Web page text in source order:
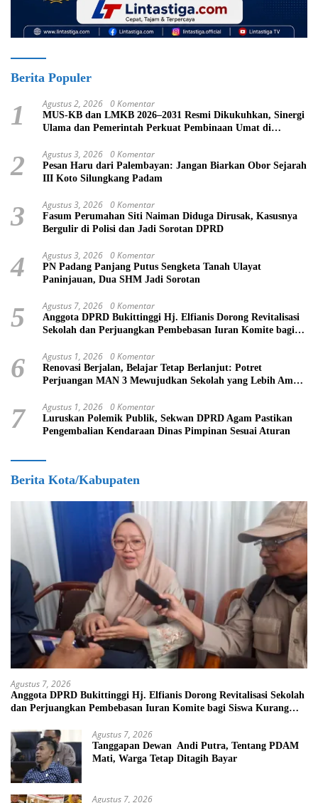
Berita Populer
1 Agustus 2, 2026 0 Komentar
MUS-KB dan LMKB 2026–2031 Resmi Dikukuhkan, Sinergi
Ulama dan Pemerintah Perkuat Pembinaan Umat di
2 Agustus 3, 2026 0 Komentar
Pesan Haru dari Palembayan: Jangan Biarkan Obor Sejarah
III Koto Silungkang Padam
3 Agustus 3, 2026 0 Komentar
Fasum Perumahan Siti Naiman Diduga Dirusak, Kasusnya
Bergulir di Polisi dan Jadi Sorotan DPRD
4 Agustus 3, 2026 0 Komentar
PN Padang Panjang Putus Sengketa Tanah Ulayat
Paninjauan, Dua SHM Jadi Sorotan
5 Agustus 7, 2026 0 Komentar
Anggota DPRD Bukittinggi Hj. Elfianis Dorong Revitalisasi
Sekolah dan Perjuangkan Pembebasan Iuran Komite bagi
6 Agustus 1, 2026 0 Komentar
Renovasi Berjalan, Belajar Tetap Berlanjut: Potret
Perjuangan MAN 3 Mewujudkan Sekolah yang Lebih Aman
7 Agustus 1, 2026 0 Komentar
Luruskan Polemik Publik, Sekwan DPRD Agam Pastikan
Pengembalian Kendaraan Dinas Pimpinan Sesuai Aturan
Berita Kota/Kabupaten
Agustus 7, 2026
Anggota DPRD Bukittinggi Hj. Elfianis Dorong Revitalisasi Sekolah
dan Perjuangkan Pembebasan Iuran Komite bagi Siswa Kurang
Agustus 7, 2026
Tanggapan Dewan Andi Putra, Tentang PDAM
Mati, Warga Tetap Ditagih Bayar
Agustus 7, 2026